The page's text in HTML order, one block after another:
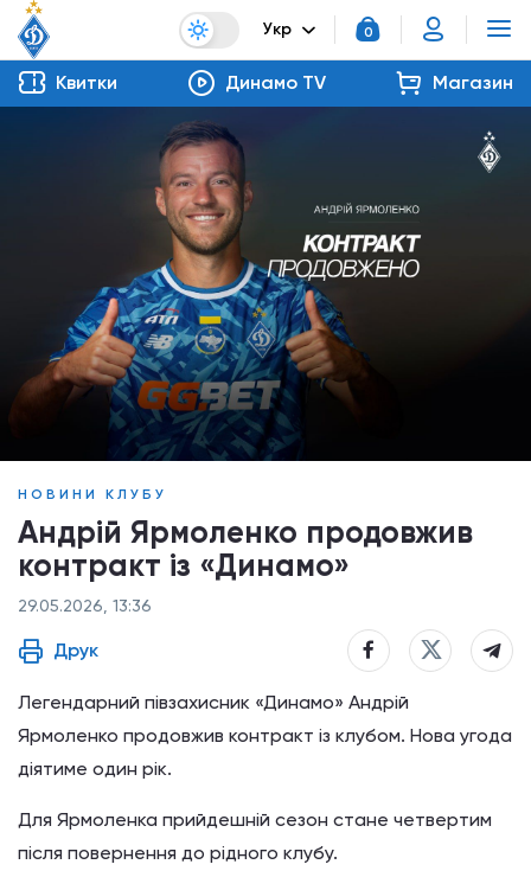
Укр 0
Квитки Динамо TV Магазин
НОВИНИ КЛУБУ
Андрій Ярмоленко продовжив
контракт із «Динамо»
29.05.2026, 13:36
Друк
Легендарний півзахисник «Динамо» Андрій
Ярмоленко продовжив контракт із клубом. Нова угода
діятиме один рік.
Для Ярмоленка прийдешній сезон стане четвертим
після повернення до рідного клубу.